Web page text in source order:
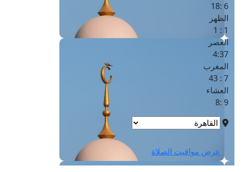
6 :18
الظهر
1 : 1
العصر
4:37
المغرب
7 : 43
العشاء
9 :8
عرض مواقيت الصلاة